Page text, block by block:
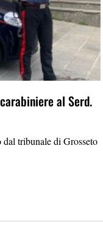
al Serd.
tribunale di Grosseto